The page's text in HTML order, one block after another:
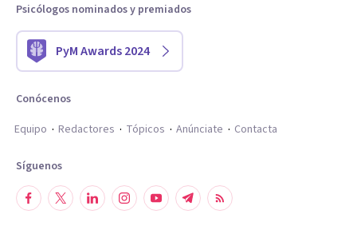
Psicólogos nominados y premiados
PyM Awards 2024
Conócenos
Equipo
Redactores Tópicos Anúnciate Contacta
Síguenos